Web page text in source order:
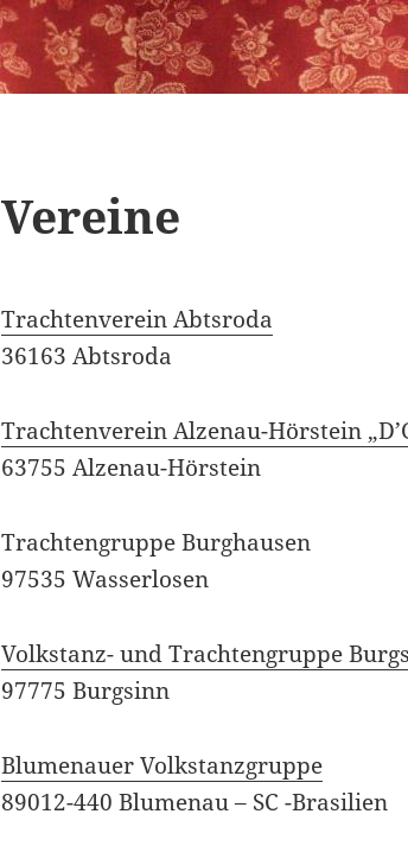
Vereine
Trachtenverein Abtsroda
36163 Abtsroda
Trachtenverein Alzenau-Hörstein
63755 Alzenau-Hörstein
Trachtengruppe Burghausen
97535 Wasserlosen
Volkstanz- und Trachtengruppe
97775 Burgsinn
Blumenauer Volkstanzgruppe
89012-440 Blumenau – SC -Brasilien